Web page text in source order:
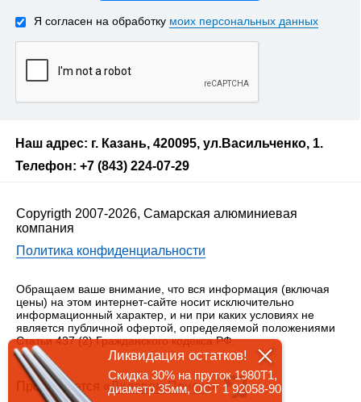
Я согласен на обработку моих персональных данных
Наш адрес: г. Казань, 420095, ул.Васильченко, 1.
Телефон: +7 (843) 224-07-29
Copyrigth 2007-2026, Самарская алюминиевая
компания
Политика конфиденциальности
Обращаем ваше внимание, что вся информация (включая
цены) на этом интернет-сайте носит исключительно
информационный характер, и ни при каких условиях не
является публичной офертой, определяемой положениями
Статьи 437 (2) Гражданского кодекса РФ.
Продвигается «Лидером Поиска»
Ликвидация остатков!
Скидка 30% на пруток 1980Т1,
диаметр 35мм, ОСТ 1 92058-90